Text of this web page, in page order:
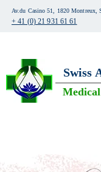
Av.du Casino 51, 1820 Montreux,
+ 41 (0) 21 931 61 61
Swiss
Medical